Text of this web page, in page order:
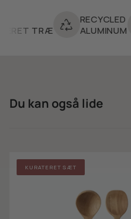
TRÆ
RECYCLED
ALUMINUM
Du kan også lide
KURATERET SÆT